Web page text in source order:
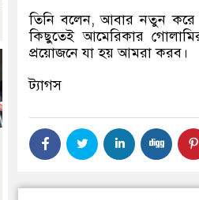
তিনি বলেন,আবার নতুন করে
কিছুতেই আমেরিকার
প্রয়োজনে যা হয় আমরা করব।
ট্যাগস